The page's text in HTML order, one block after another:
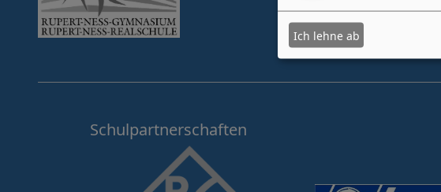
Schulpartnerschaften
Ich lehne ab